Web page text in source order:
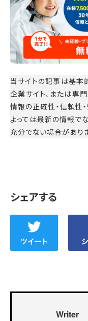
当サイトの記事は基本
企業サイト、または専
情報の正確性・信頼性
よっては最新の情報で
充分でない場合があり
シェアする
Writer